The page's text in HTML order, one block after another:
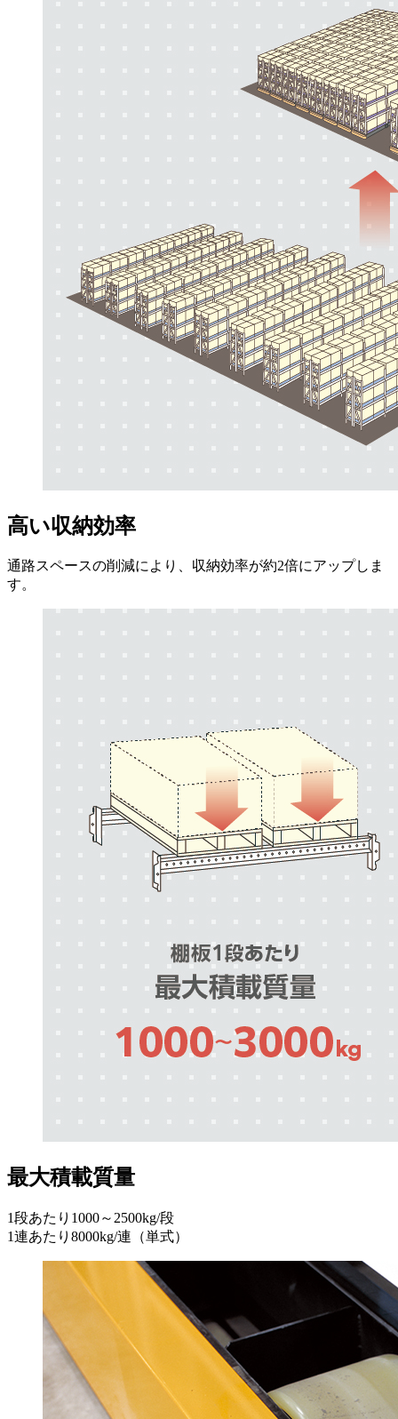
高い収納効率
通路スペースの削減により、収納効率が約2倍にアップしま
す。
最大積載質量
1段あたり1000～2500kg/段
1連あたり8000kg/連（単式）